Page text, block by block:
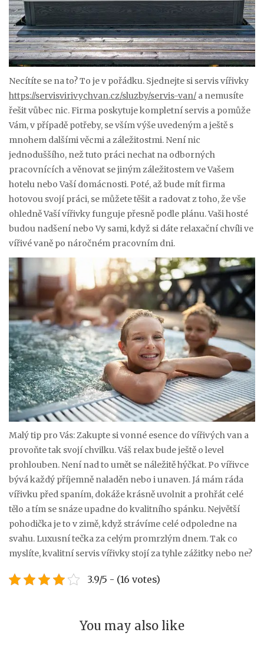
Necítíte se na to? To je v pořádku. Sjednejte si servis vířivky
https://servisvirivychvan.cz/sluzby/servis-van/ a nemusíte
řešit vůbec nic. Firma poskytuje kompletní servis a pomůže
Vám, v případě potřeby, se vším výše uvedeným a ještě s
mnohem dalšími věcmi a záležitostmi. Není nic
jednoduššího, než tuto práci nechat na odborných
pracovnících a věnovat se jiným záležitostem ve Vašem
hotelu nebo Vaší domácnosti. Poté, až bude mít firma
hotovou svojí práci, se můžete těšit a radovat z toho, že vše
ohledně Vaší vířivky funguje přesně podle plánu. Vaši hosté
budou nadšení nebo Vy sami, když si dáte relaxační chvíli ve
vířivé vaně po náročném pracovním dni.
Malý tip pro Vás: Zakupte si vonné esence do vířivých van a
provoňte tak svojí chvilku. Váš relax bude ještě o level
prohlouben. Není nad to umět se náležitě hýčkat. Po vířivce
bývá každý příjemně naladěn nebo i unaven. Já mám ráda
vířivku před spaním, dokáže krásně uvolnit a prohřát celé
tělo a tím se snáze upadne do kvalitního spánku. Největší
pohodička je to v zimě, když strávíme celé odpoledne na
svahu. Luxusní tečka za celým promrzlým dnem. Tak co
myslíte, kvalitní servis vířivky stojí za tyhle zážitky nebo ne?
3.9/5 - (16 votes)
You may also like